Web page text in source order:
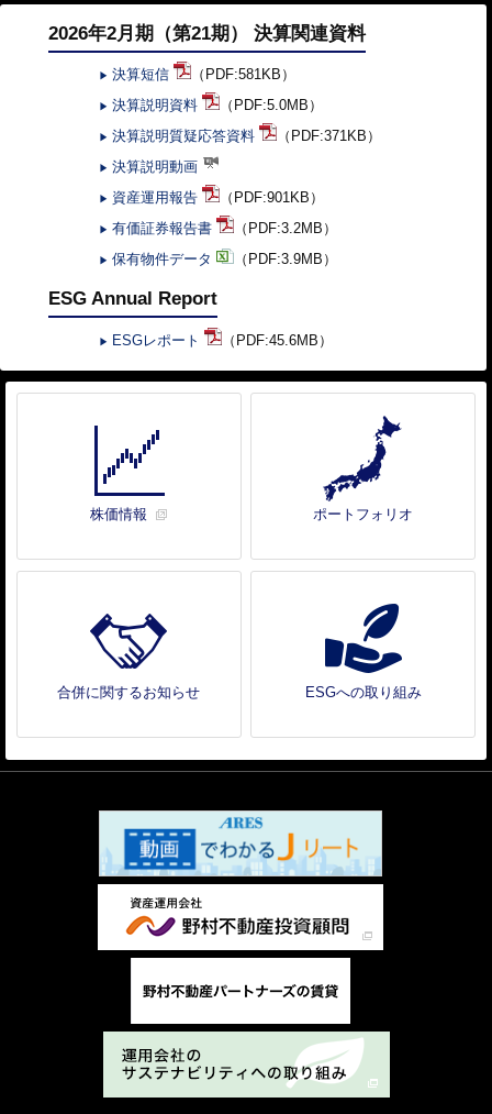
2026年2月期（第21期） 決算関連資料
▶決算短信 （PDF:581KB）
▶決算説明資料 （PDF:5.0MB）
▶決算説明質疑応答資料 （PDF:371KB）
▶決算説明動画
▶ 資産運用報告 （PDF:901KB）
▶有価証券報告書 （PDF:3.2MB）
▶保有物件データ （PDF:3.9MB）
ESG Annual Report
▶ ESGレポート （PDF:45.6MB）
株価情報 ポートフォリオ
合併に関するお知らせ ESGへの取り組み